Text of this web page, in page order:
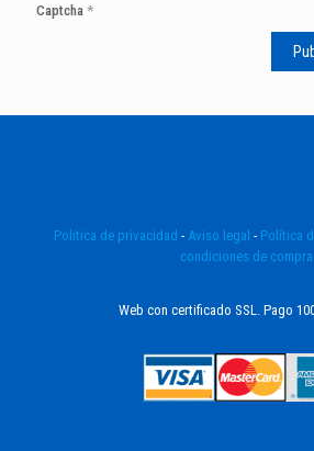
Captcha *
Politica de privacidad - Aviso legal - Política
condiciones de compra
Web con certificado SSL. Pago